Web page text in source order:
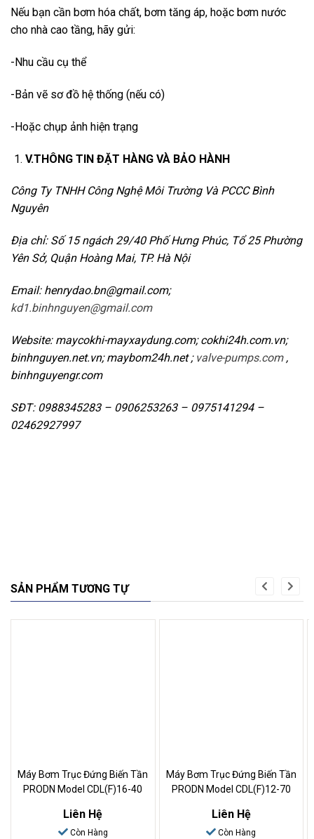
Nếu bạn cần bơm hóa chất, bơm tăng áp, hoặc bơm nước
cho nhà cao tầng, hãy gửi:
-Nhu cầu cụ thể
-Bản vẽ sơ đồ hệ thống (nếu có)
-Hoặc chụp ảnh hiện trạng
V.THÔNG TIN ĐẶT HÀNG VÀ BẢO HÀNH
Công Ty TNHH Công Nghệ Môi Trường Và PCCC Bình
Nguyên
Địa chỉ: Số 15 ngách 29/40 Phố Hưng Phúc, Tổ 25 Phường
Yên Sở, Quận Hoàng Mai, TP. Hà Nội
Email: henrydao.bn@gmail.com;
kd1.binhnguyen@gmail.com
Website: maycokhi-mayxaydung.com; cokhi24h.com.vn;
binhnguyen.net.vn; maybom24h.net ; valve-pumps.com,
binhnguyengr.com
SĐT: 0988345283 – 0906253263 – 0975141294 –
02462927997
SẢN PHẨM TƯƠNG TỰ
Máy Bơm Trục Đứng Biến Tần
PRODN Model CDL(F)16-40
Liên Hệ
Còn Hàng
Máy Bơm Trục Đứng Biến Tần
PRODN Model CDL(F)12-70
Liên Hệ
Còn Hàng